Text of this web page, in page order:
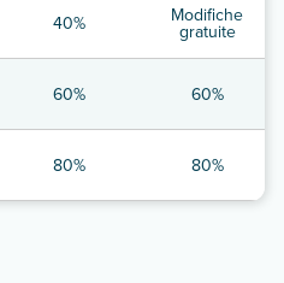
40% Modifiche
gratuite
60% 60%
80% 80%